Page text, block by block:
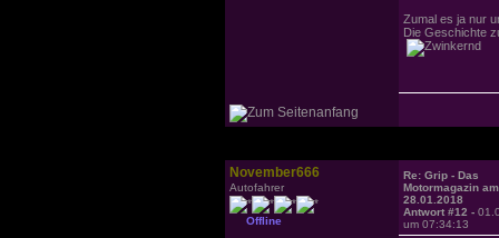
Zumal es ja nur
Die Geschichte
November666
Autofahrer
Offline
Re: Grip - Das
Motormagazin am
28.01.2018
Antwort #12 -
um 07:34:13